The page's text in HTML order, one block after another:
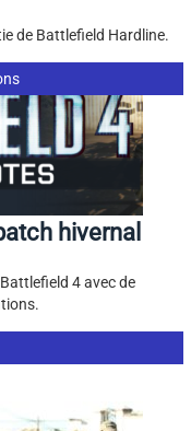
de Battlefield Hardline.
hivernal
4 avec de